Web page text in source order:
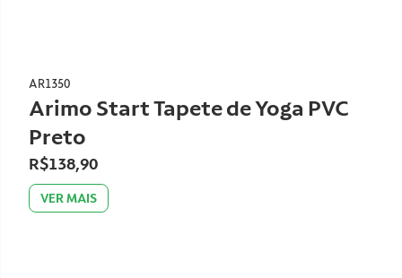
AR1350
Arimo Start Tapete de Yoga PVC
Preto
R$138,90
VER MAIS